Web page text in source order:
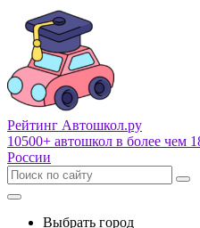
Рейтинг Автошкол.ру
10500+ автошкол в более чем
России
Выбрать город